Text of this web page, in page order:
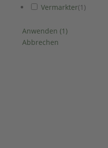
Vermarkter(1 )
Anwenden (1 )
Abbrechen